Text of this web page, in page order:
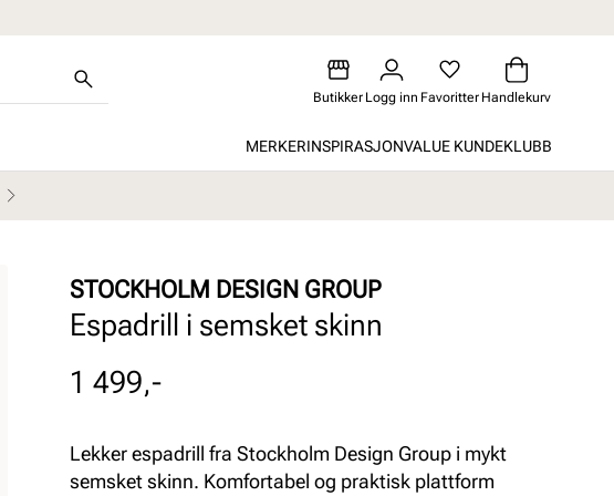
Butikker Logg inn Favoritter Handlekurv
MERKERINSPIRASJONVALUE KUNDEKLUBB
STOCKHOLM DESIGN GROUP
Espadrill i semsket skinn
Pris
1 499,-
Lekker espadrill fra Stockholm Design Group i mykt
semsket skinn. Komfortabel og praktisk plattform